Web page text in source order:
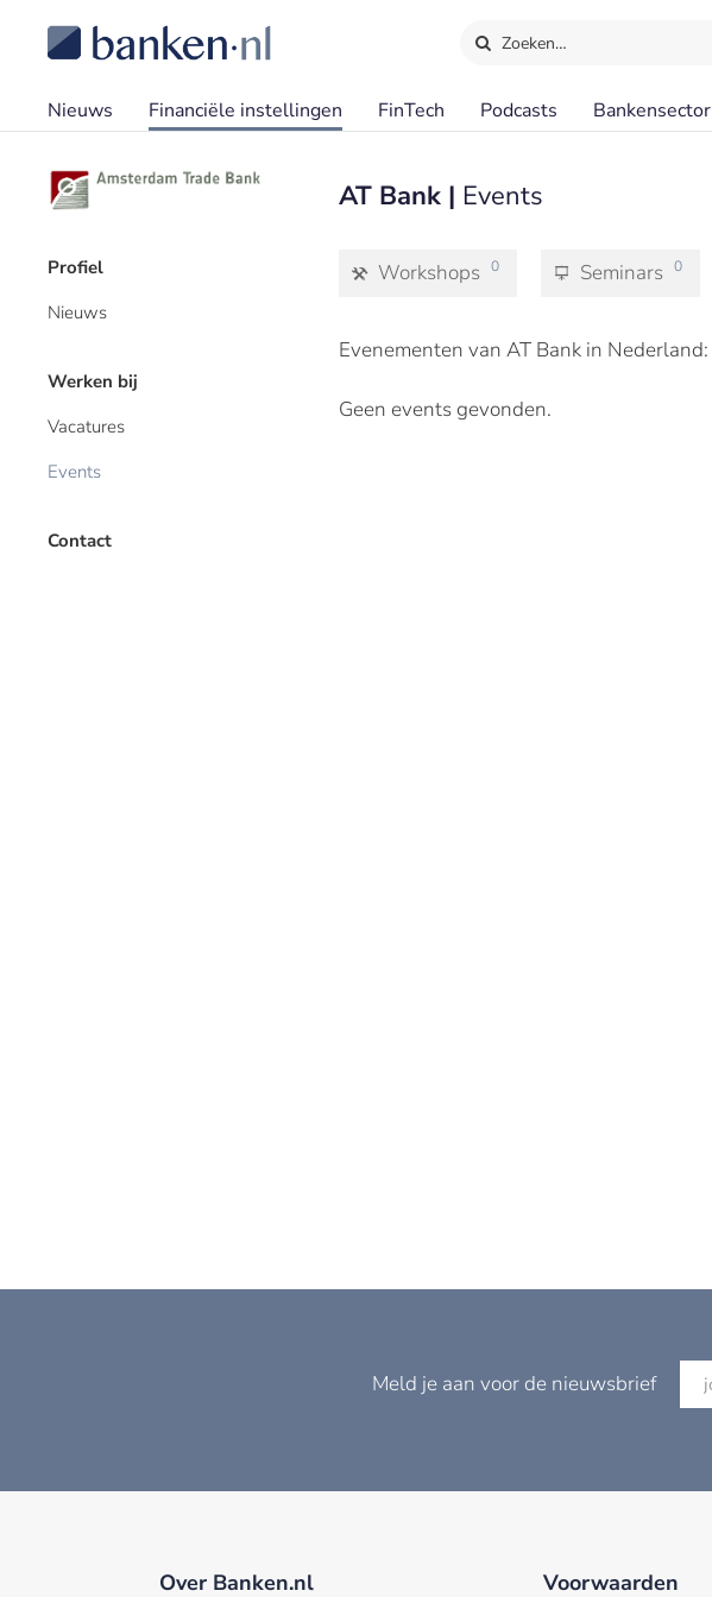
Zoeken…
Nieuws Financiële instellingen FinTech Podcasts Bankensector
Profiel
Nieuws
Werken bij
Vacatures
Events
Contact
AT Bank | Events
Workshops 0 Seminars 0
Evenementen van AT Bank in Nederland:
Geen events gevonden.
Meld je aan voor de nieuwsbrief
Over Banken.nl Voorwaarden